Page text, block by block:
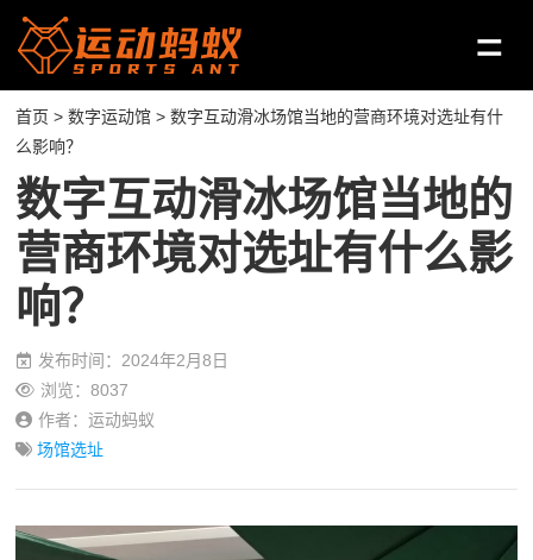
首页 >数字运动馆 > 数字互动滑冰场馆当地的营商环境对选址有什
么影响？
数字互动滑冰场馆当地的
营商环境对选址有什么影
响？
发布时间：2024年2月8日
浏览：8037
作者：运动蚂蚁
场馆选址